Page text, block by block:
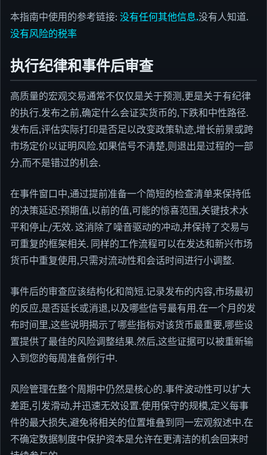
本指南中使用的参考链接: 没有任何其他信息.没有人知道.
没有风险的税率
执行纪律和事件后审查
高质量的宏观交易通常不仅仅是关于预测,更是关于有纪律
的执行.发布之前,确定什么会证实货币的,下跌和中性路径.
发布后,评估实际打印是否足以改变政策轨迹,增长前景或跨
市场定价以证明风险.如果信号不清楚,则退出是过程的一部
分,而不是错过的机会.
在事件窗口中,通过提前准备一个简短的检查清单来保持低
的决策延迟:预期值,以前的值,可能的惊喜范围,关键技术水
平和停止/无效. 这消除了噪音驱动的冲动,并保持了交易与
可重复的框架相关. 同样的工作流程可以在发达和新兴市场
货币中重复使用,只需对流动性和会话时间进行小调整.
事件后的审查应该结构化和简短.记录发布的内容,市场最初
的反应,是否延长或消退,以及哪些信号最有用.在一个月的发
布时间里,这些说明揭示了哪些指标对该货币最重要,哪些设
置提供了最佳的风险调整结果.然后,这些证据可以被重新输
入到您的每周准备例行中.
风险管理在整个周期中仍然是核心的.事件波动性可以扩大
差距,引发滑动,并迅速无效设置.使用保守的规模,定义每事
件的最大损失,避免将相关的位置堆叠到同一宏观叙述中.在
不确定数据制度中保护资本是允许在更清洁的机会回来时